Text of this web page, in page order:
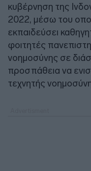
κυβέρνηση της
2022, μέσω του
εκπαιδεύσει
φοιτητές
νοημοσύνης σε
προσπάθεια να
τεχνητής